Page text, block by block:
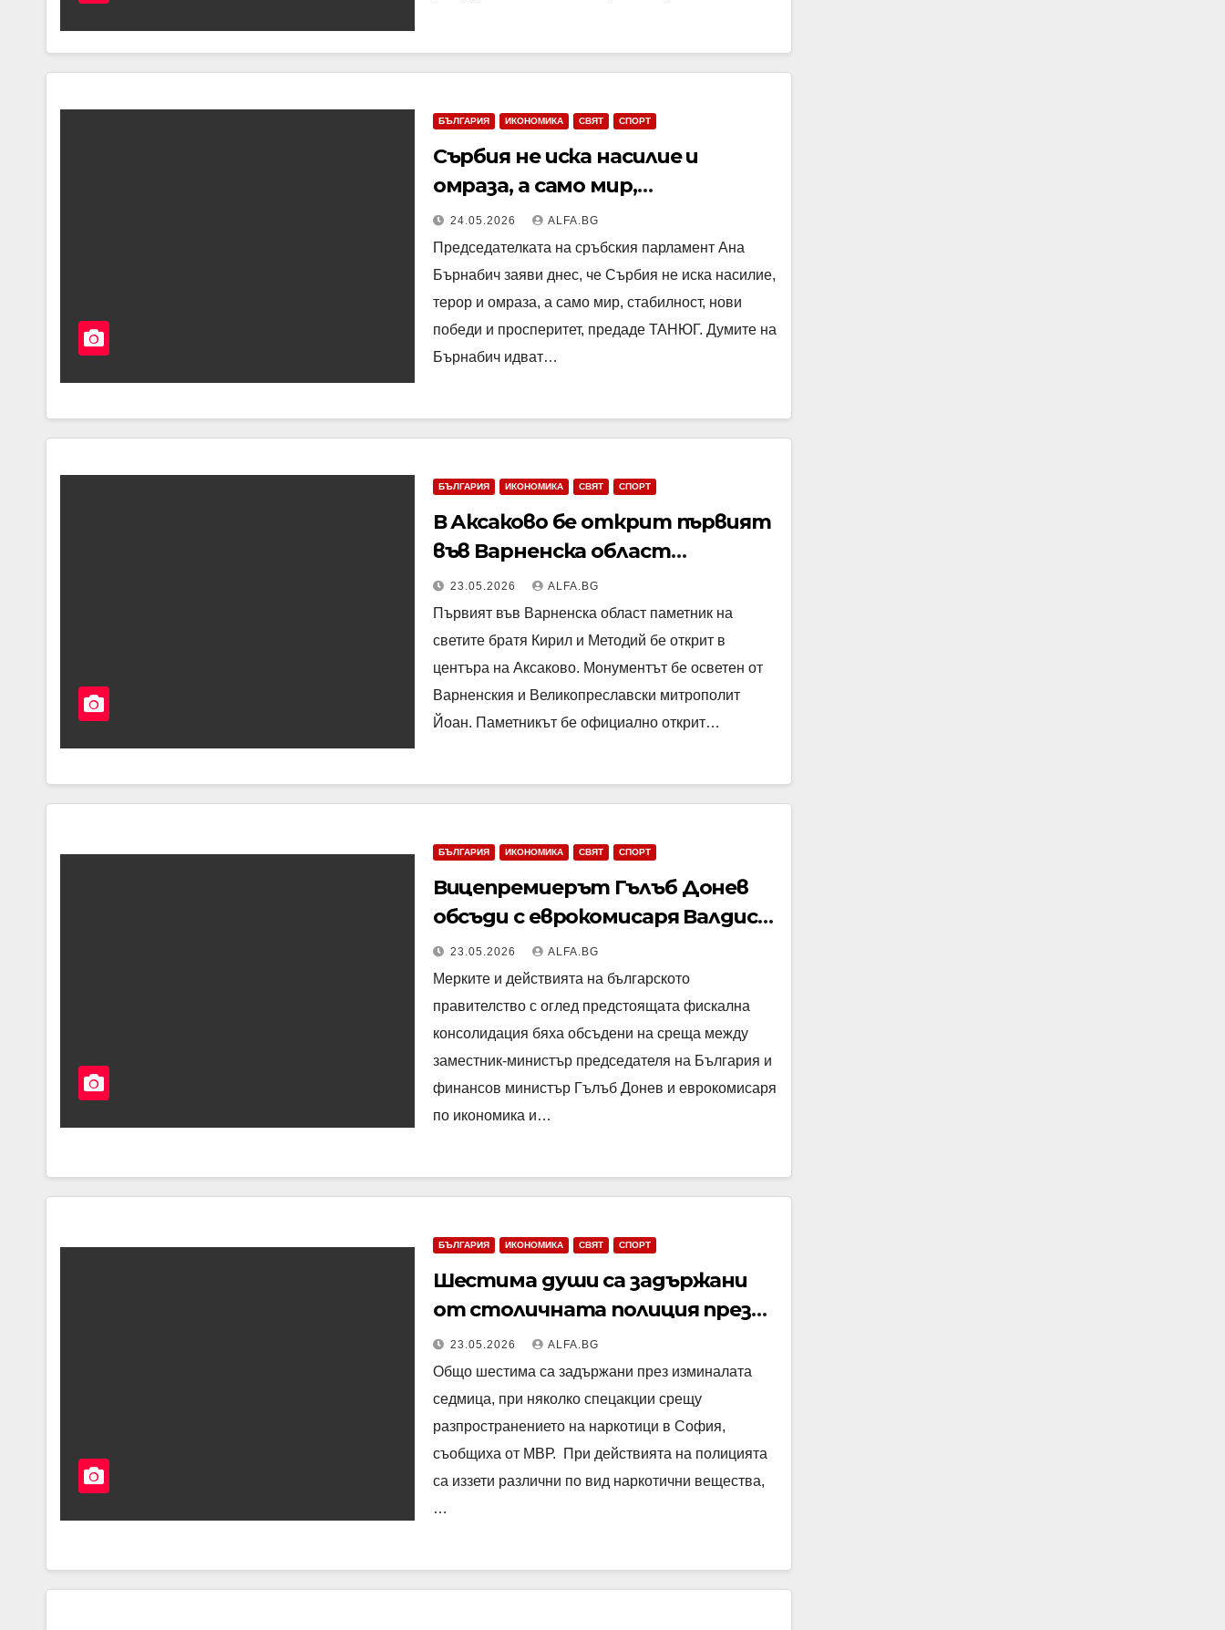
БЪЛГАРИЯ ИКОНОМИКА СВЯТ СПОРТ
Сърбия не иска насилие и
омраза, а само мир,
стабилност и нови победи,
заяви председателката на
сръбския парламент Ана
Бърнабич
24.05.2026 ALFA.BG
Председателката на сръбския парламент Ана
Бърнабич заяви днес, че Сърбия не иска насилие,
терор и омраза, а само мир, стабилност, нови
победи и просперитет, предаде ТАНЮГ. Думите на
Бърнабич идват…
БЪЛГАРИЯ ИКОНОМИКА СВЯТ СПОРТ
В Аксаково бе открит първият
във Варненска област
паметник на светите братя
Кирил и Методий
23.05.2026 ALFA.BG
Първият във Варненска област паметник на
светите братя Кирил и Методий бе открит в
центъра на Аксаково. Монументът бе осветен от
Варненския и Великопреславски митрополит
Йоан. Паметникът бе официално открит…
БЪЛГАРИЯ ИКОНОМИКА СВЯТ СПОРТ
Вицепремиерът Гълъб Донев
обсъди с еврокомисаря Валдис
Домбровскис мерките на
правителството за фискална
консолидация
23.05.2026 ALFA.BG
Мерките и действията на българското
правителство с оглед предстоящата фискална
консолидация бяха обсъдени на среща между
заместник-министър председателя на България и
финансов министър Гълъб Донев и еврокомисаря
по икономика и…
БЪЛГАРИЯ ИКОНОМИКА СВЯТ СПОРТ
Шестима души са задържани
от столичната полиция през
изминалата седмица при акции
срещу разпространението на
наркотици
23.05.2026 ALFA.BG
Общо шестима са задържани през изминалата
седмица, при няколко спецакции срещу
разпространението на наркотици в София,
съобщиха от МВР. При действията на полицията
са иззети различни по вид наркотични вещества,
…